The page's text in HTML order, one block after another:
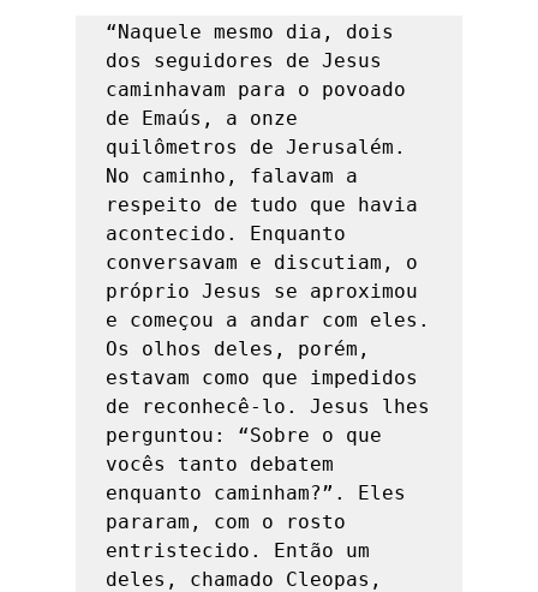
“Naquele mesmo dia, dois
dos seguidores de Jesus
caminhavam para o povoado
de Emaús, a onze
quilômetros de Jerusalém.
No caminho, falavam a
respeito de tudo que havia
acontecido. Enquanto
conversavam e discutiam, o
próprio Jesus se aproximou
e começou a andar com eles.
Os olhos deles, porém,
estavam como que impedidos
de reconhecê-lo. Jesus lhes
perguntou: “Sobre o que
vocês tanto debatem
enquanto caminham?”. Eles
pararam, com o rosto
entristecido. Então um
deles, chamado Cleopas,